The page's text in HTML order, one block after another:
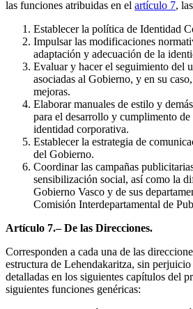
las funciones atribuidas en el artículo 7,
Establecer la política de Identidad
Impulsar las modificaciones
adaptación y adecuación de la
Evaluar y hacer el seguimiento del
asociadas al Gobierno, y en su
mejoras.
Elaborar manuales de estilo y
para el desarrollo y cumplimento de
identidad corporativa.
Establecer la estrategia de
del Gobierno.
Coordinar las campañas
sensibilización social, así como la
Gobierno Vasco y de sus
Comisión Interdepartamental de
Artículo 7.– De las Direcciones.
Corresponden a cada una de las
estructura de Lehendakaritza, sin perjuicio
detalladas en los siguientes capítulos del
siguientes funciones genéricas: